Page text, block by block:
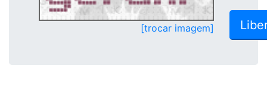
[trocar imagem]